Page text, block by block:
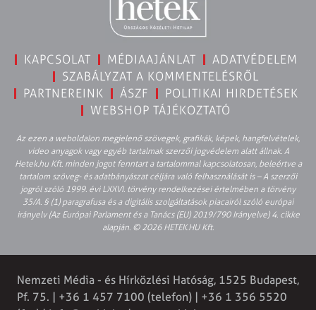
KAPCSOLAT MÉDIAAJÁNLAT
ADATVÉDELEM
SZABÁLYZAT A KOMMENTELÉSRŐL
PARTNEREINK
ÁSZF
POLITIKAI HIRDETÉSEK
WEBSHOP TÁJÉKOZTATÓ
Az ezen a weboldalon megjelenő szövegek, grafikák, képek, hangfelvételek,
video anyagok vagy egyéb tartalmak szerzői jogvédelem alatt állnak. A
Hetek.hu Kft. minden jogot fenntart a tartalommal kapcsolatosan, beleértve a
tartalom szöveg- és adatbányászat céljára való felhasználását is – A szerzői
jogról szóló 1999. évi LXXVI. törvény rendelkezései értelmében a törvény
35/A. § (1) paragrafusa és a digitális szolgáltatások piacairól szóló európai
irányelv (Az Európai Parlament és a Tanács (EU) 2019/790 Irányelve) 4. cikke
alapján. © 2026 HETEK.HU Kft.
Nemzeti Média - és Hírközlési Hatóság, 1525 Budapest,
Pf. 75. | +36 1 457 7100 (telefon) | +36 1 356 5520